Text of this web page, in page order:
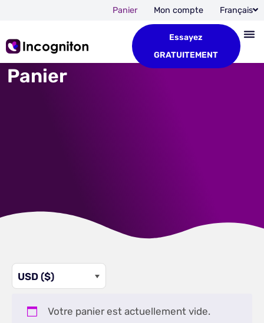
Panier Mon compte Français
Essayez
GRATUITEMENT
Panier
USD ($)
Votre panier est actuellement vide.